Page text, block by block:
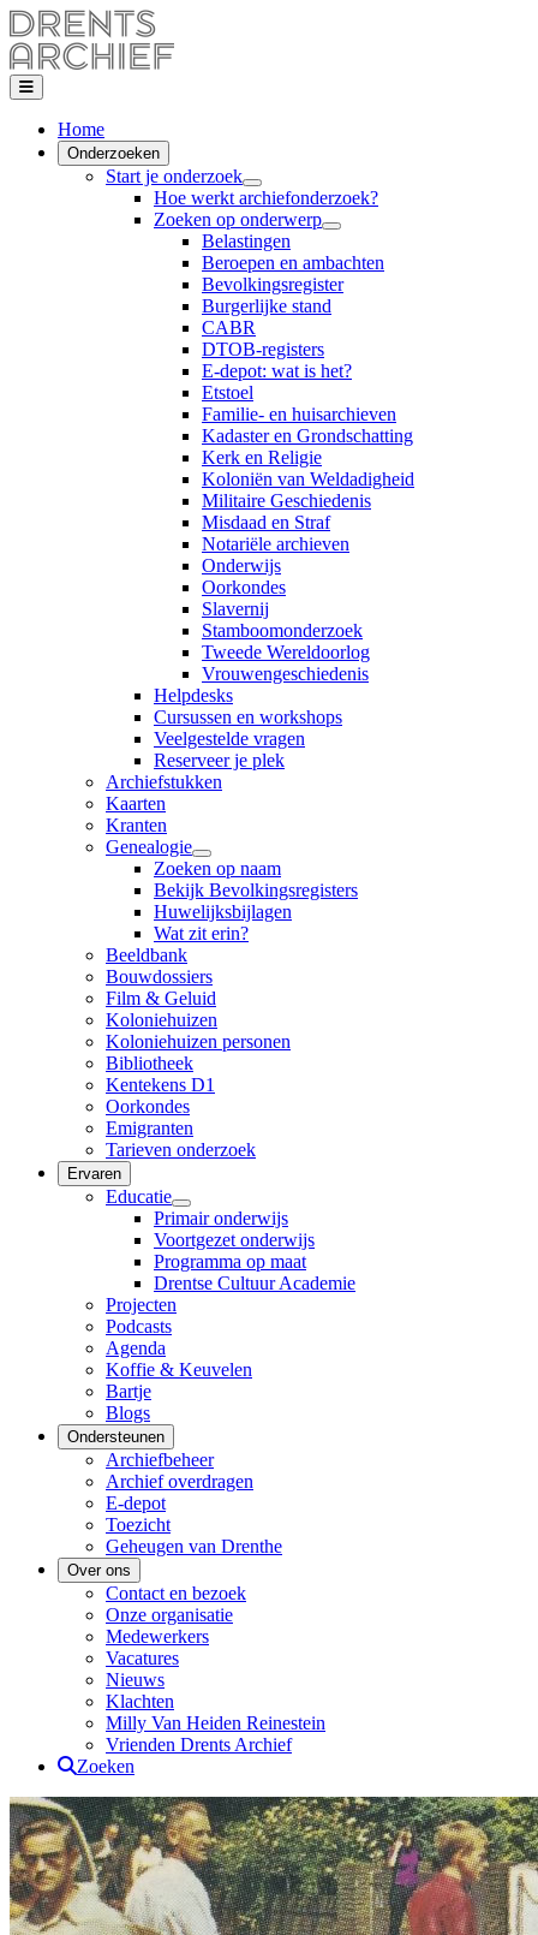
Home
Onderzoeken
Start je onderzoek
Hoe werkt archiefonderzoek?
Zoeken op onderwerp
Belastingen
Beroepen en ambachten
Bevolkingsregister
Burgerlijke stand
CABR
DTOB-registers
E-depot: wat is het?
Etstoel
Familie- en huisarchieven
Kadaster en Grondschatting
Kerk en Religie
Koloniën van Weldadigheid
Militaire Geschiedenis
Misdaad en Straf
Notariële archieven
Onderwijs
Oorkondes
Slavernij
Stamboomonderzoek
Tweede Wereldoorlog
Vrouwengeschiedenis
Helpdesks
Cursussen en workshops
Veelgestelde vragen
Reserveer je plek
Archiefstukken
Kaarten
Kranten
Genealogie
Zoeken op naam
Bekijk Bevolkingsregisters
Huwelijksbijlagen
Wat zit erin?
Beeldbank
Bouwdossiers
Film & Geluid
Koloniehuizen
Koloniehuizen personen
Bibliotheek
Kentekens D1
Oorkondes
Emigranten
Tarieven onderzoek
Ervaren
Educatie
Primair onderwijs
Voortgezet onderwijs
Programma op maat
Drentse Cultuur Academie
Projecten
Podcasts
Agenda
Koffie & Keuvelen
Bartje
Blogs
Ondersteunen
Archiefbeheer
Archief overdragen
E-depot
Toezicht
Geheugen van Drenthe
Over ons
Contact en bezoek
Onze organisatie
Medewerkers
Vacatures
Nieuws
Klachten
Milly Van Heiden Reinestein
Vrienden Drents Archief
Zoeken
Drents Archief